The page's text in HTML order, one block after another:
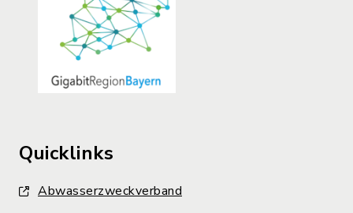
Quicklinks
Abwasserzweckverband